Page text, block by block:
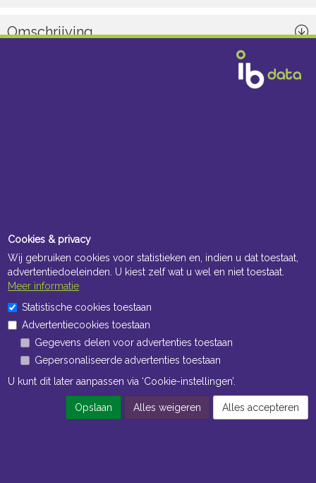
Omschrijving
Openingstijden Kantoor
ma t/m vr 8:30 uur tot 17:00 uur
Openingstijden Magazijn
ma t/m vr 7:00 uur tot 16:30 uur
Cookies & privacy
Wij gebruiken cookies voor statistieken en, indien u dat toestaat,
advertentiedoeleinden. U kiest zelf wat u wel en niet toestaat.
Meer informatie
Statistische cookies toestaan
Advertentiecookies toestaan
Gegevens delen voor advertenties toestaan
Gepersonaliseerde advertenties toestaan
U kunt dit later aanpassen via ‘Cookie-instellingen’.
Opslaan Alles weigeren Alles accepteren